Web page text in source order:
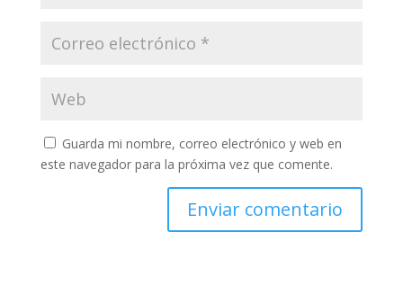
Guarda mi nombre, correo electrónico y web en
este navegador para la próxima vez que comente.